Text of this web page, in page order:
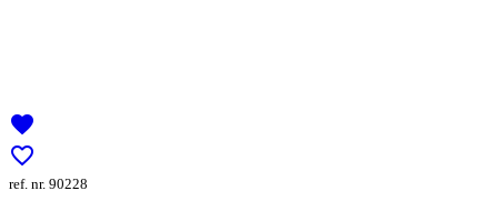
favorite
favorite_border
ref. nr. 90228